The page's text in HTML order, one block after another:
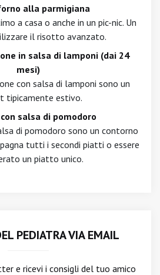
alla parmigiana
a casa o anche in un pic-nic. Un
il risotto avanzato.
in salsa di lamponi (dai 24
mesi)
con salsa di lamponi sono un
tipicamente estivo.
salsa di pomodoro
di pomodoro sono un contorno
tutti i secondi piatti o essere
un piatto unico.
PEDIATRA VIA EMAIL
e ricevi i consigli del tuo amico